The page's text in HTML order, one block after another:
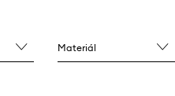
Materiál